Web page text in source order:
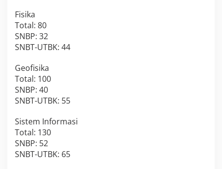
Fisika
Total: 80
SNBP: 32
SNBT-UTBK: 44
Geofisika
Total: 100
SNBP: 40
SNBT-UTBK: 55
Sistem Informasi
Total: 130
SNBP: 52
SNBT-UTBK: 65